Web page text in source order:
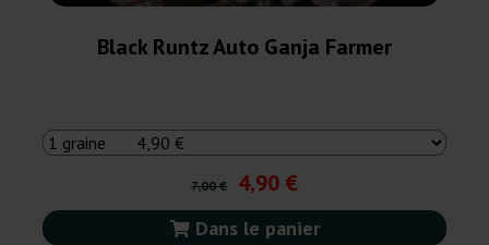
Black Runtz Auto Ganja Farmer
7,00 € 4,90 €
Dans le panier